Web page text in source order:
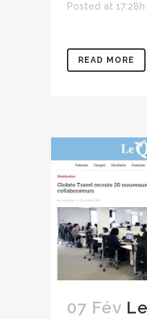
Posted at 17:28h
READ MORE
07 Fév